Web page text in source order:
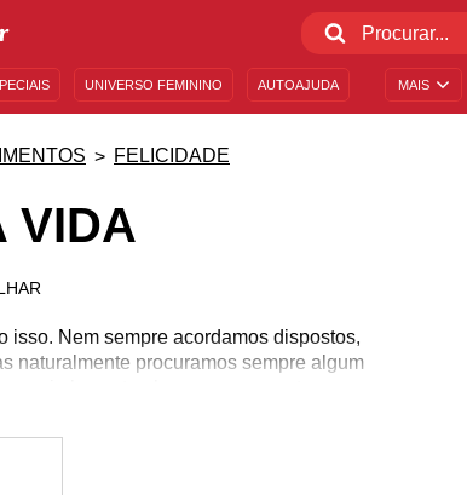
MAIS
UNIVERSO FEMININO AUTOAJUDA
FELICIDADE
VIDA
isso. Nem sempre acordamos dispostos,
naturalmente procuramos sempre algum
aqui alguns trechos e pensamentos para
estejam precisando de ajuda para
do que encher um dia com um montão